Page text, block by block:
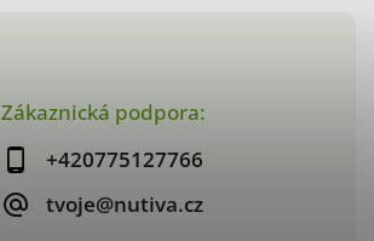
Zákaznická podpora:
+420775127766
tvoje@nutiva.cz